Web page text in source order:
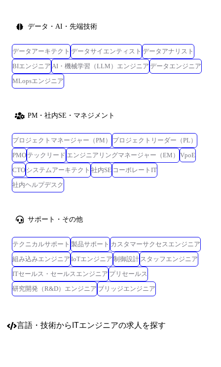
データ・AI・先端技術
データアーキテクト データサイエンティスト データアナリスト
BIエンジニア AI・機械学習（LLM）エンジニア データエンジニア
MLopsエンジニア
PM・社内SE・マネジメント
プロジェクトマネージャー（PM）
プロジェクトリーダー（PL）
PMO テックリード エンジニアリングマネージャー（EM）
VpoE
CTO システムアーキテクト 社内SE コーポレートIT
社内ヘルプデスク
サポート・その他
テクニカルサポート 製品サポート カスタマーサクセスエンジニア
組み込みエンジニア IoTエンジニア 制御設計 スタッフエンジニア
ITセールス・セールスエンジニア プリセールス
研究開発（R&D）エンジニア ブリッジエンジニア
言語・技術からITエンジニアの求人を探す